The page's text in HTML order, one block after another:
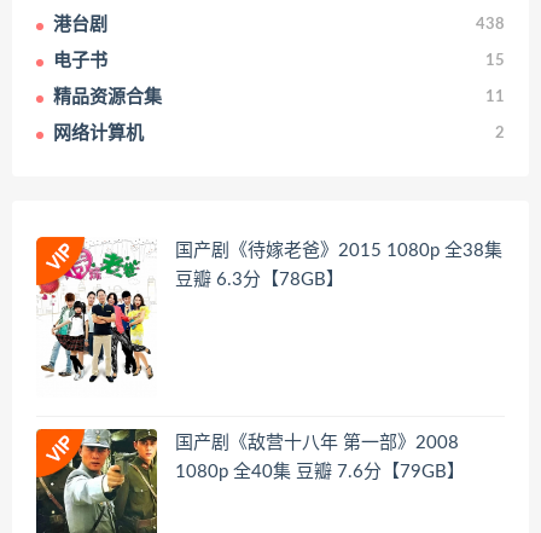
港台剧 438
电子书 15
精品资源合集 11
网络计算机 2
国产剧《待嫁老爸》2015 1080p 全38集
豆瓣 6.3分【78GB】
国产剧《敌营十八年 第一部》2008
1080p 全40集 豆瓣 7.6分【79GB】